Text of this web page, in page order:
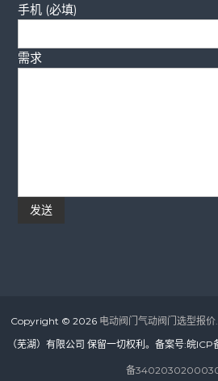
手机 (必填)
需求
Copyright © 2026 电动阀门气动阀门选型报价.
（芜湖）有限公司 保留一切权利。备案号:皖ICP
备